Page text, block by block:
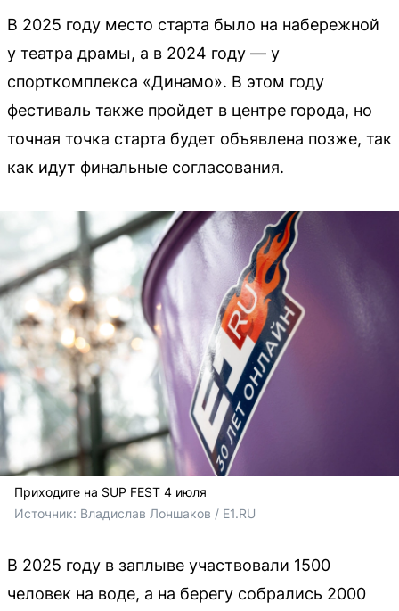
В 2025 году место старта было на набережной
у театра драмы, а в 2024 году — у
спорткомплекса «Динамо». В этом году
фестиваль также пройдет в центре города, но
точная точка старта будет объявлена позже, так
как идут финальные согласования.
Приходите на SUP FEST 4 июля
Источник: Владислав Лоншаков / E1.RU
В 2025 году в заплыве участвовали 1500
человек на воде, а на берегу собрались 2000